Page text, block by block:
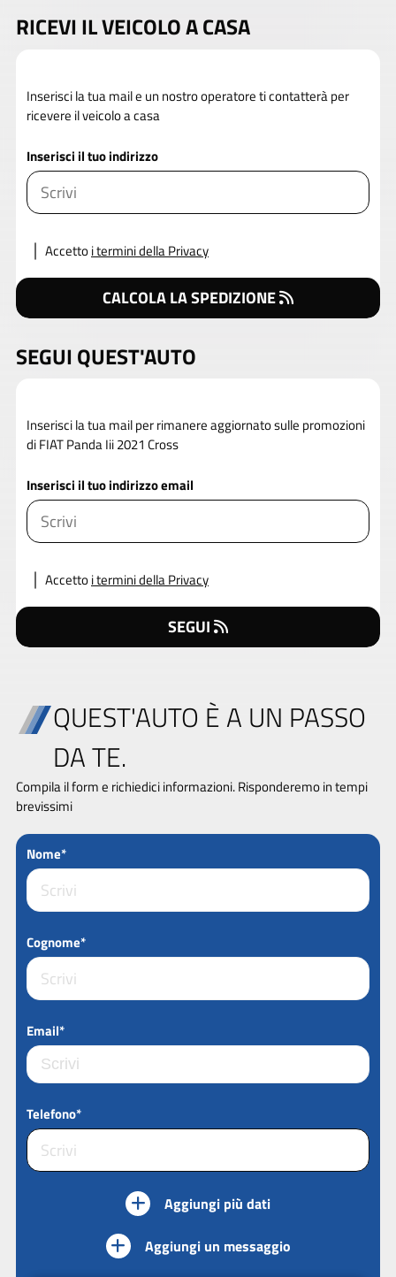
RICEVI IL VEICOLO A CASA
Inserisci la tua mail e un nostro operatore ti contatterà per
ricevere il veicolo a casa
Inserisci il tuo indirizzo
Accettoi termini della Privacy
CALCOLA LA SPEDIZIONE
SEGUI QUEST'AUTO
Inserisci la tua mail per rimanere aggiornato sulle promozioni
di FIAT Panda Iii 2021 Cross
Inserisci il tuo indirizzo email
Accettoi termini della Privacy
SEGUI
QUEST'AUTO È A UN PASSO
DA TE.
Compila il form e richiedici informazioni. Risponderemo in tempi
brevissimi
Nome*
Cognome*
Email*
Telefono*
Aggiungi più dati
Aggiungi un messaggio